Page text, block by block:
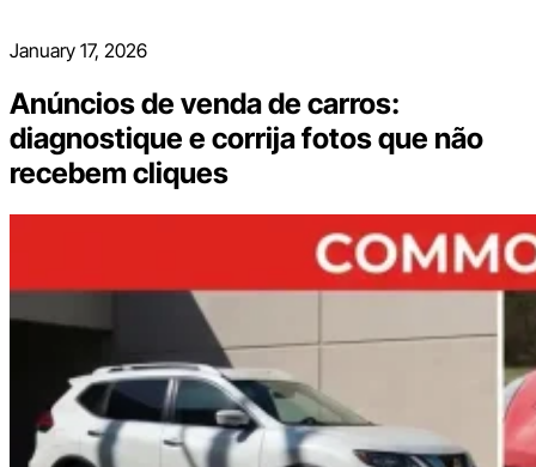
January 17, 2026
Anúncios de venda de carros:
diagnostique e corrija fotos que não
recebem cliques